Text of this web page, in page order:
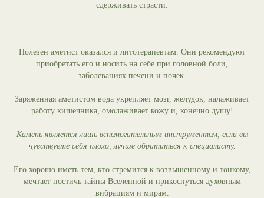
сдерживать страсти.
Полезен аметист оказался и литотерапевтам. Они рекомендуют
приобретать его и носить на себе при головной боли,
заболеваниях печени и почек.
Заряженная аметистом вода укрепляет мозг, желудок, налаживает
работу кишечника, омолаживает кожу и, конечно душу!
Камень является лишь вспомогательным инструментом, если вы
чувствуете себя плохо, лучше обратиться к специалисту.
Его хорошо иметь тем, кто стремится к возвышенному и тонкому,
мечтает постичь тайны Вселенной и прикоснуться духовным
вибрациям и мирам.